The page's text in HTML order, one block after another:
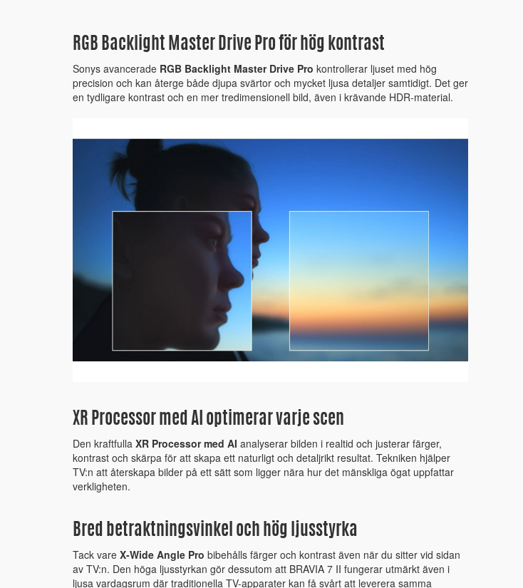
RGB Backlight Master Drive Pro för hög kontrast
Sonys avancerade RGB Backlight Master Drive Pro kontrollerar ljuset med hög
precision och kan återge både djupa svärtor och mycket ljusa detaljer samtidigt. Det ger
en tydligare kontrast och en mer tredimensionell bild, även i krävande HDR-material.
XR Processor med AI optimerar varje scen
Den kraftfulla XR Processor med AI analyserar bilden i realtid och justerar färger,
kontrast och skärpa för att skapa ett naturligt och detaljrikt resultat. Tekniken hjälper
TV:n att återskapa bilder på ett sätt som ligger nära hur det mänskliga ögat uppfattar
verkligheten.
Bred betraktningsvinkel och hög ljusstyrka
Tack vare X-Wide Angle Pro bibehålls färger och kontrast även när du sitter vid sidan
av TV:n. Den höga ljusstyrkan gör dessutom att BRAVIA 7 II fungerar utmärkt även i
ljusa vardagsrum där traditionella TV-apparater kan få svårt att leverera samma